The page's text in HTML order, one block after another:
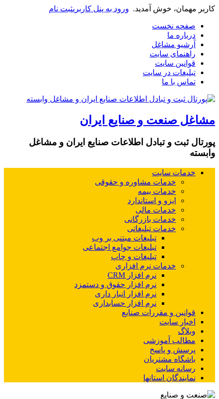
کاربر مهمان، خوش آمدید. ورود به پنل کاربریثبت نام
صفحه نخست
درباره ما
آرشیو مشاغل
راهنمای سایت
قوانین سایت
تبلیغات در سایت
تماس با ما
مشاغل صنعت و صنایع ایران
پورتال ثبت و تبادل اطلاعات صنایع ایران و مشاغل
وابسته
خدمات سایت
خدمات مشاوره و حقوقی
خدمات بیمه
ایزو و استاندارد
خدمات مالی
خدمات بازرگانی
خدمات تبلیغاتی
تبلیغات مبتنی بر وب
تبلیغات جوامع اجتماعی
تبلیغات و چاپ
خدمات نرم افزاری
نرم افزار CRM
نرم افزار حقوق و دستمزد
نرم افزار انبار داری
نرم افزار حسابداری
قوانین و مقررات صنایع
اخبار سایت
وبلاگ
مطالب آموزشی
پرسش و پاسخ
باشگاه مشتریان
رسانه سایت
نمایندگان استانها